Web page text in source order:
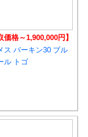
価格～1,900,000円】
ス バーキン30 ブル
ル トゴ